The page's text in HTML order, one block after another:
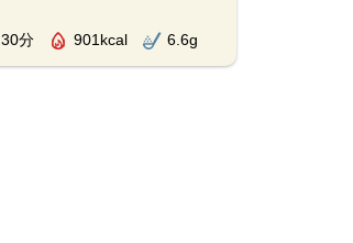
30分 901kcal 6.6g